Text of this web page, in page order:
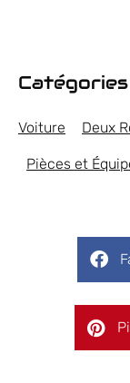
Catégories
Voiture Deux
Pièces et